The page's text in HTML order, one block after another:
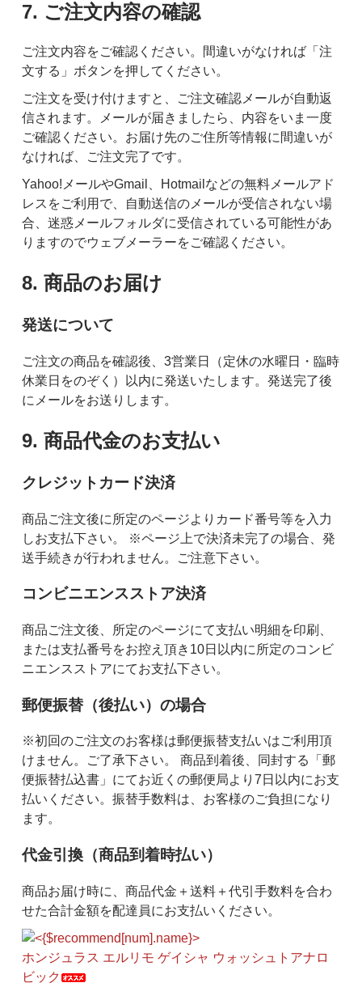
7. ご注文内容の確認
ご注文内容をご確認ください。間違いがなければ「注
文する」ボタンを押してください。
ご注文を受け付けますと、ご注文確認メールが自動返
信されます。メールが届きましたら、内容をいま一度
ご確認ください。お届け先のご住所等情報に間違いが
なければ、ご注文完了です。
Yahoo!メールやGmail、Hotmailなどの無料メールアド
レスをご利用で、自動送信のメールが受信されない場
合、迷惑メールフォルダに受信されている可能性があ
りますのでウェブメーラーをご確認ください。
8. 商品のお届け
発送について
ご注文の商品を確認後、3営業日（定休の水曜日・臨時
休業日をのぞく）以内に発送いたします。発送完了後
にメールをお送りします。
9. 商品代金のお支払い
クレジットカード決済
商品ご注文後に所定のページよりカード番号等を入力
しお支払下さい。 ※ページ上で決済未完了の場合、発
送手続きが行われません。ご注意下さい。
コンビニエンスストア決済
商品ご注文後、所定のページにて支払い明細を印刷、
または支払番号をお控え頂き10日以内に所定のコンビ
ニエンスストアにてお支払下さい。
郵便振替（後払い）の場合
※初回のご注文のお客様は郵便振替支払いはご利用頂
けません。ご了承下さい。 商品到着後、同封する「郵
便振替払込書」にてお近くの郵便局より7日以内にお支
払いください。振替手数料は、お客様のご負担になり
ます。
代金引換（商品到着時払い）
商品お届け時に、商品代金＋送料＋代引手数料を合わ
せた合計金額を配達員にお支払いください。
ホンジュラス エルリモ ゲイシャ ウォッシュトアナロ
ビック